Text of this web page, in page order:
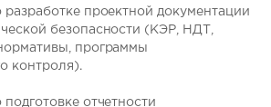
разработке проектной документации
безопасности (КЭР, НДТ,
программы
контроля).
отчетности